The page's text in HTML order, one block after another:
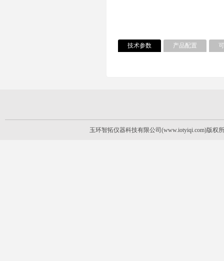
技术参数 产品配置
玉环智拓仪器科技有限公司(www.iotyiqi.com)版权